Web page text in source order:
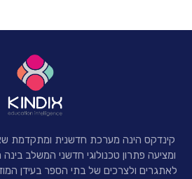
קינדקס הינה מערכת חדשנית ומתקדמת
לאתגרים ולצרכים של בתי הספר בעידן